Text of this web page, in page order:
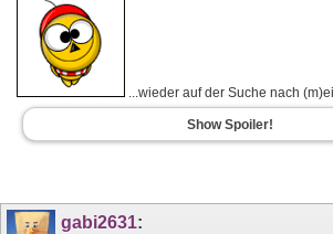
...wieder auf der Suche nach
Show Spoiler!
gabi2631: